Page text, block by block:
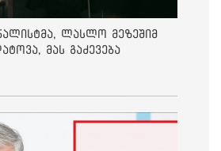
ლასლო მეზეშიმ
მას გაძევება